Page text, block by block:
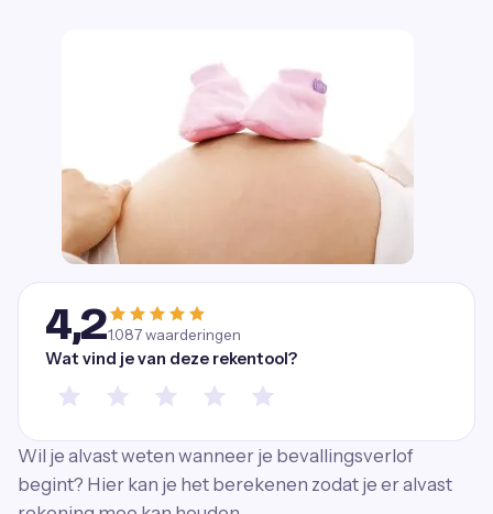
4,21.087waarderingen
Wat vind je van deze rekentool?
Wil je alvast weten wanneer je bevallingsverlof
begint? Hier kan je het berekenen zodat je er alvast